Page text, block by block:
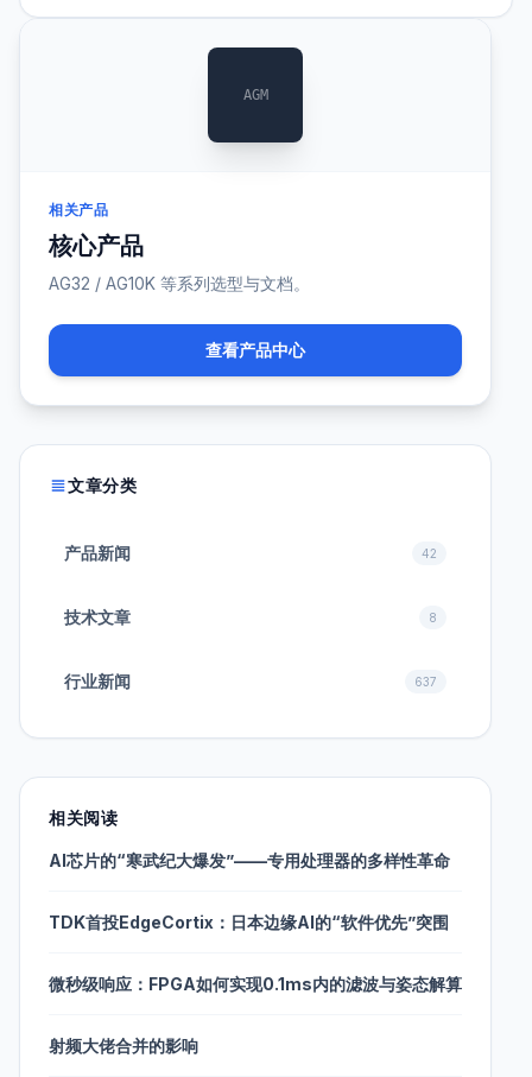
AGM
相关产品
核心产品
AG32 / AG10K 等系列选型与文档。
查看产品中心
文章分类
产品新闻 42
技术文章 8
行业新闻 637
相关阅读
AI芯片的“寒武纪大爆发”——专用处理器的多样性革命
TDK首投EdgeCortix：日本边缘AI的“软件优先”突围
微秒级响应：FPGA如何实现0.1ms内的滤波与姿态解算
射频大佬合并的影响